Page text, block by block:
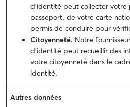
d'identité peut collecter votre
passeport, de votre carte
permis de conduire pour
Citoyenneté. Notre
d'identité peut recueillir des
votre citoyenneté dans le
identité.
Autres données